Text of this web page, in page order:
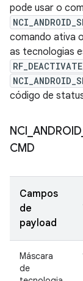
pode usar o
comando ativa
as tecnologias
código de
NCI ANDROID
CMD
Campos
de
payload
Máscara
de